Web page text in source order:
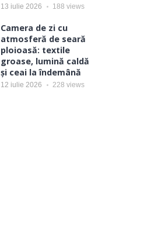
13 iulie 2026 188 views
Camera de zi cu
atmosferă de seară
ploioasă: textile
groase, lumină caldă
și ceai la îndemână
12 iulie 2026 228 views